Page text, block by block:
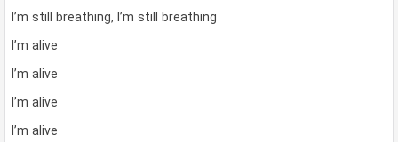
I’m still breathing, I’m still breathing
I’m alive
I’m alive
I’m alive
I’m alive